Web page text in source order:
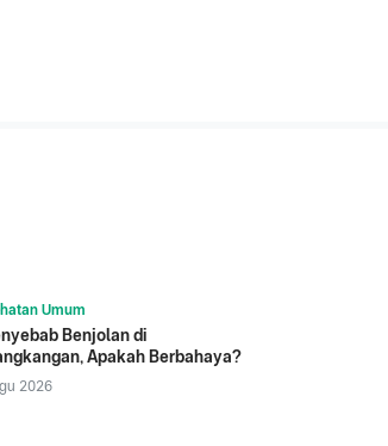
Umum
Benjolan di
Apakah Berbahaya?
2026